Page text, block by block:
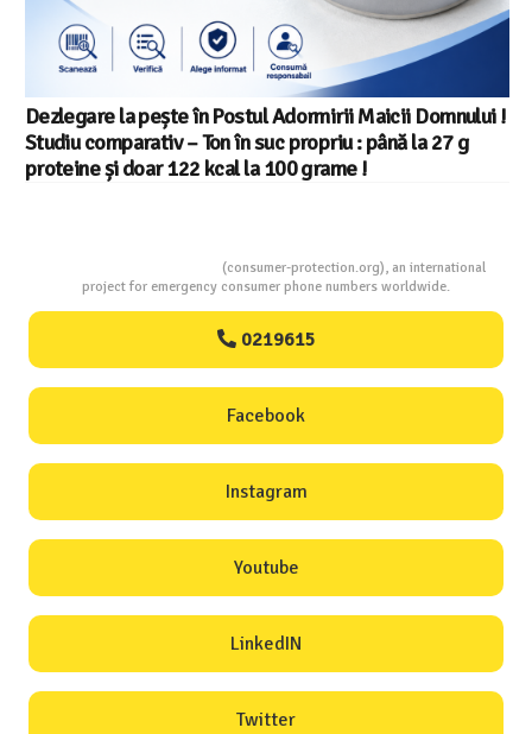
(consumer-protection.org), an international
project for emergency consumer phone numbers worldwide.
0219615
Facebook
Instagram
Youtube
LinkedIN
Twitter